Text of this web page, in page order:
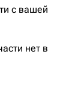
с вашей
нет в